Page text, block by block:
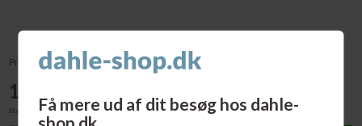
Få mere ud af dit besøg hos dahle-
Pris v/1 stk - pr. stk:
14.295,00
Ekskl. moms